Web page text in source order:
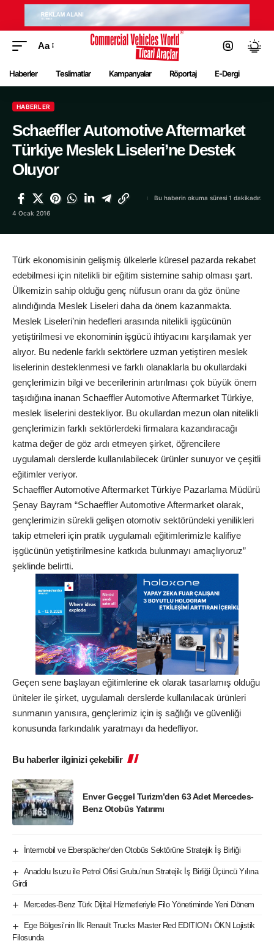
Aa
Haberler Teslimatlar Kampanyalar Röportaj E-Dergi
HABERLER
Schaeffler Automotive Aftermarket
Türkiye Meslek Liseleri’ne Destek
Oluyor
4 Ocak 2016
Bu haberin okuma süresi 1 dakikadır.
Türk ekonomisinin gelişmiş ülkelerle küresel pazarda rekabet
edebilmesi için nitelikli bir eğitim sistemine sahip olması şart.
Ülkemizin sahip olduğu genç nüfusun oranı da göz önüne
alındığında Meslek Liseleri daha da önem kazanmakta.
Meslek Liseleri’nin hedefleri arasında nitelikli işgücünün
yetiştirilmesi ve ekonominin işgücü ihtiyacını karşılamak yer
alıyor. Bu nedenle farklı sektörlere uzman yetiştiren meslek
liselerinin desteklenmesi ve farklı olanaklarla bu okullardaki
gençlerimizin bilgi ve becerilerinin artırılması çok büyük önem
taşıdığına inanan Schaeffler Automotive Aftermarket Türkiye,
meslek liselerini destekliyor. Bu okullardan mezun olan nitelikli
gençlerimizin farklı sektörlerdeki firmalara kazandıracağı
katma değer de göz ardı etmeyen şirket, öğrencilere
uygulamalı derslerde kullanılabilecek ürünler sunuyor ve çeşitli
eğitimler veriyor.
Schaeffler Automotive Aftermarket Türkiye Pazarlama Müdürü
Şenay Bayram “Schaeffler Automotive Aftermarket olarak,
gençlerimizin sürekli gelişen otomotiv sektöründeki yenilikleri
takip etmeleri için pratik uygulamalı eğitimlerimizle kalifiye
işgücünün yetiştirilmesine katkıda bulunmayı amaçlıyoruz”
şeklinde belirtti.
Geçen sene başlayan eğitimlerine ek olarak tasarlamış olduğu
üniteler ile şirket, uygulamalı derslerde kullanılacak ürünleri
sunmanın yanısıra, gençlerimiz için iş sağlığı ve güvenliği
konusunda farkındalık yaratmayı da hedefliyor.
Bu haberler ilginizi çekebilir
Enver Geçgel Turizm’den 63 Adet Mercedes-
Benz Otobüs Yatırımı
İntermobil ve Eberspächer’den Otobüs Sektörüne Stratejik İş Birliği
Anadolu Isuzu ile Petrol Ofisi Grubu’nun Stratejik İş Birliği Üçüncü Yılına
Girdi
Mercedes-Benz Türk Dijital Hizmetleriyle Filo Yönetiminde Yeni Dönem
Ege Bölgesi’nin İlk Renault Trucks Master Red EDITION’ı ÖKN Lojistik
Filosunda